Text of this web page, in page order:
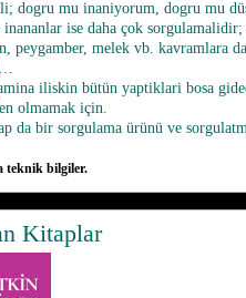
dogru mu inaniyorum, dogru mu
inananlar ise daha çok
peygamber, melek vb. kavramlara
iliskin bütün yaptiklari bosa
olmamak için.
da bir sorgulama ürünü ve
teknik bilgiler.
Kitaplar